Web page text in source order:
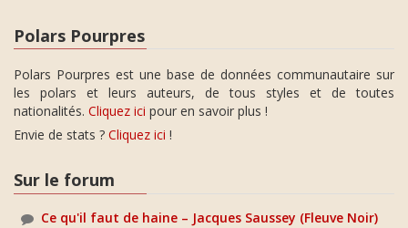
Polars Pourpres
Polars Pourpres est une base de données communautaire sur
les polars et leurs auteurs, de tous styles et de toutes
nationalités. Cliquez ici pour en savoir plus !
Envie de stats ? Cliquez ici !
Sur le forum
Ce qu'il faut de haine – Jacques Saussey (Fleuve Noir)